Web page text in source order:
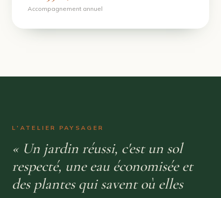
Accompagnement annuel
L'ATELIER PAYSAGER
« Un jardin réussi, c'est un sol
respecté, une eau économisée et
des plantes qui savent où elles